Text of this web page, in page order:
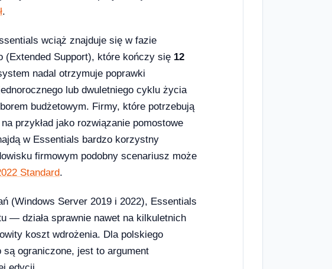
.
wciąż znajduje się w fazie
(Extended Support), które kończy się 12
nadal otrzymuje poprawki
lub dwuletniego cyklu życia
budżetowym. Firmy, które potrzebują
przykład jako rozwiązanie pomostowe
w Essentials bardzo korzystny
firmowym podobny scenariusz może
Standard.
(Windows Server 2019 i 2022), Essentials
— działa sprawnie nawet na kilkuletnich
koszt wdrożenia. Dla polskiego
ograniczone, jest to argument